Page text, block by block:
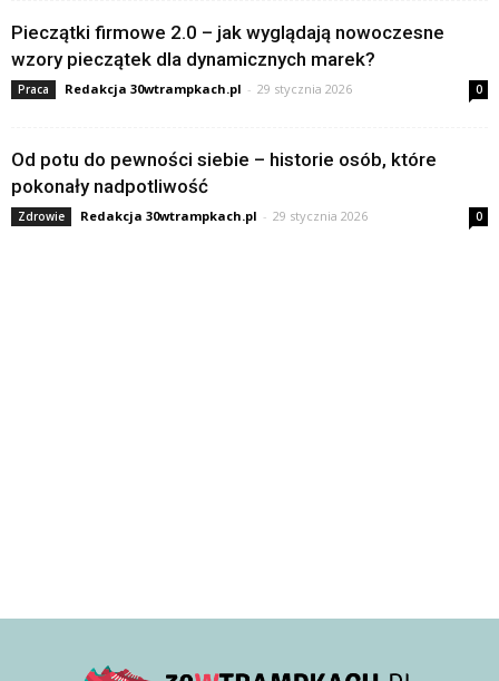
Pieczątki firmowe 2.0 – jak wyglądają nowoczesne
wzory pieczątek dla dynamicznych marek?
Praca Redakcja 30wtrampkach.pl - 29 stycznia 2026 0
Od potu do pewności siebie – historie osób, które
pokonały nadpotliwość
Zdrowie Redakcja 30wtrampkach.pl - 29 stycznia 2026 0